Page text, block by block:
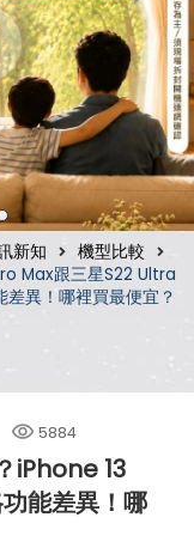
新知
機型比較
Max跟三星S22 Ultra
差異！哪裡買最便宜？
5884
iPhone 13
能差異！哪